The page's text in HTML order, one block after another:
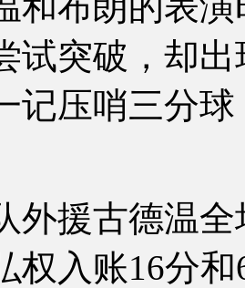
试突破，却
记压哨三分
援古德温全
权入账16分